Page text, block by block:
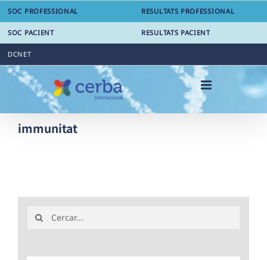
Skip
content
SOC PROFESSIONAL RESULTATS PROFESSIONAL
SOC PACIENT RESULTATS PACIENT
DCNET
immunitat
for: